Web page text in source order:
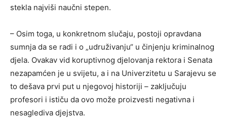
stekla najviši naučni stepen.
– Osim toga, u konkretnom slučaju, postoji opravdana
sumnja da se radi i o „udruživanju“ u činjenju kriminalnog
djela. Ovakav vid koruptivnog djelovanja rektora i Senata
nezapamćen je u svijetu, a i na Univerzitetu u Sarajevu se
to dešava prvi put u njegovoj historiji – zaključuju
profesori i ističu da ovo može proizvesti negativna i
nesaglediva djejstva.